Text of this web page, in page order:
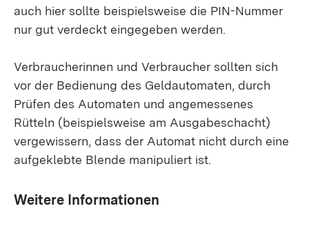
auch hier sollte beispielsweise die PIN-Nummer
nur gut verdeckt eingegeben werden.
Verbraucherinnen und Verbraucher sollten sich
vor der Bedienung des Geldautomaten, durch
Prüfen des Automaten und angemessenes
Rütteln (beispielsweise am Ausgabeschacht)
vergewissern, dass der Automat nicht durch eine
aufgeklebte Blende manipuliert ist.
Weitere Informationen